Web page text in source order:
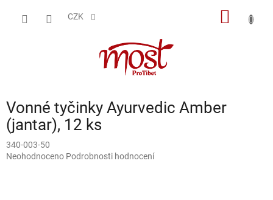
CZK
Vonné tyčinky Ayurvedic Amber
(jantar), 12 ks
340-003-50
Průměrné
Neohodnoceno Podrobnosti hodnocení